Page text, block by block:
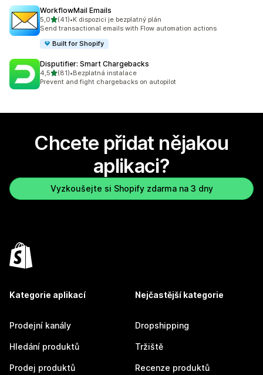
WorkflowMail Emails
5,0z 5 hvězd
(41)
Celkový počet recenzí: 41
•K dispozici je bezplatný plán
Send transactional emails with Flow automation actions
Built for Shopify
Disputifier: Smart Chargebacks
4,5z 5 hvězd
(81)
Celkový počet recenzí: 81
•Bezplatná instalace
Prevent and fight chargebacks on autopilot
Chcete přidat nějakou
aplikaci?
Vyzkoušejte si Shopify zdarma na 3 dny
Kategorie aplikací
Prodejní kanály
Hledání produktů
Prodej produktů
Nejčastější kategorie
Dropshipping
Tržiště
Recenze produktů